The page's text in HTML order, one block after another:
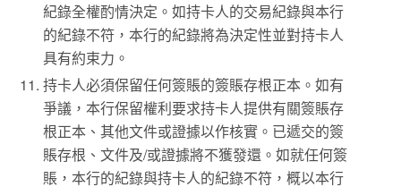
紀錄全權酌情決定。如持卡人的交易紀錄與本行
的紀錄不符，本行的紀錄將為決定性並對持卡人
具有約束力。
持卡人必須保留任何簽賬的簽賬存根正本。如有
爭議，本行保留權利要求持卡人提供有關簽賬存
根正本、其他文件或證據以作核實。已遞交的簽
賬存根、文件及/或證據將不獲發還。如就任何簽
賬，本行的紀錄與持卡人的紀錄不符，概以本行